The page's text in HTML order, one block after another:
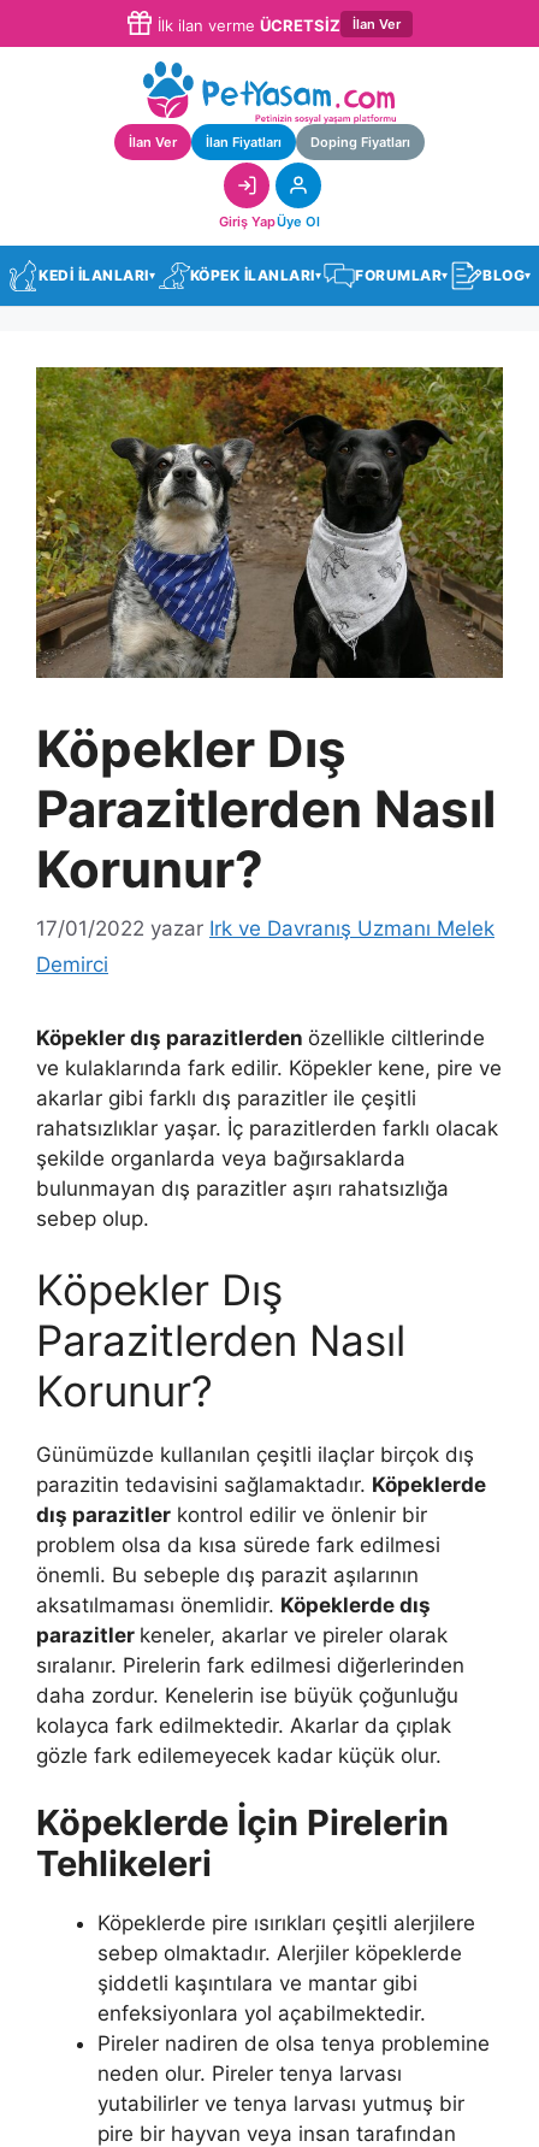
İlk ilan verme ÜCRETSİZ İlan Ver
İlan Ver İlan Fiyatları Doping Fiyatları
Giriş YapÜye Ol
KEDİ İLANLARI▾ KÖPEK İLANLARI▾ FORUMLAR▾ BLOG▾
Köpekler Dış
Parazitlerden Nasıl
Korunur?
17/01/2022 yazar Irk ve Davranış Uzmanı Melek
Demirci
Köpekler dış parazitlerden özellikle ciltlerinde
ve kulaklarında fark edilir. Köpekler kene, pire ve
akarlar gibi farklı dış parazitler ile çeşitli
rahatsızlıklar yaşar. İç parazitlerden farklı olacak
şekilde organlarda veya bağırsaklarda
bulunmayan dış parazitler aşırı rahatsızlığa
sebep olup.
Köpekler Dış
Parazitlerden Nasıl
Korunur?
Günümüzde kullanılan çeşitli ilaçlar birçok dış
parazitin tedavisini sağlamaktadır. Köpeklerde
dış parazitler kontrol edilir ve önlenir bir
problem olsa da kısa sürede fark edilmesi
önemli. Bu sebeple dış parazit aşılarının
aksatılmaması önemlidir. Köpeklerde dış
parazitler keneler, akarlar ve pireler olarak
sıralanır. Pirelerin fark edilmesi diğerlerinden
daha zordur. Kenelerin ise büyük çoğunluğu
kolayca fark edilmektedir. Akarlar da çıplak
gözle fark edilemeyecek kadar küçük olur.
Köpeklerde İçin Pirelerin
Tehlikeleri
Köpeklerde pire ısırıkları çeşitli alerjilere
sebep olmaktadır. Alerjiler köpeklerde
şiddetli kaşıntılara ve mantar gibi
enfeksiyonlara yol açabilmektedir.
Pireler nadiren de olsa tenya problemine
neden olur. Pireler tenya larvası
yutabilirler ve tenya larvası yutmuş bir
pire bir hayvan veya insan tarafından